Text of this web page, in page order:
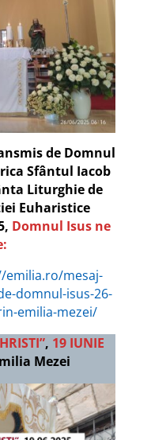
de Domnul
Sfântul Iacob
Liturghie de
Euharistice
Domnul Isus ne
emilia.ro/mesaj-
domnul-isus-26-
emilia-mezei/
, 19 IUNIE
Mezei